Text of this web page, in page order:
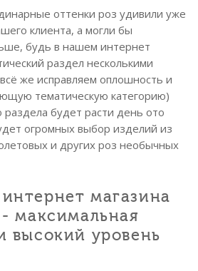
оттенки роз удивили уже
клиента, а могли бы
будь в нашем интернет
раздел несколькими
же исправляем оплошность и
тематическую категорию)
раздела будет расти день ото
огромных выбор изделий из
и других роз необычных
магазина
максимальная
высокий уровень